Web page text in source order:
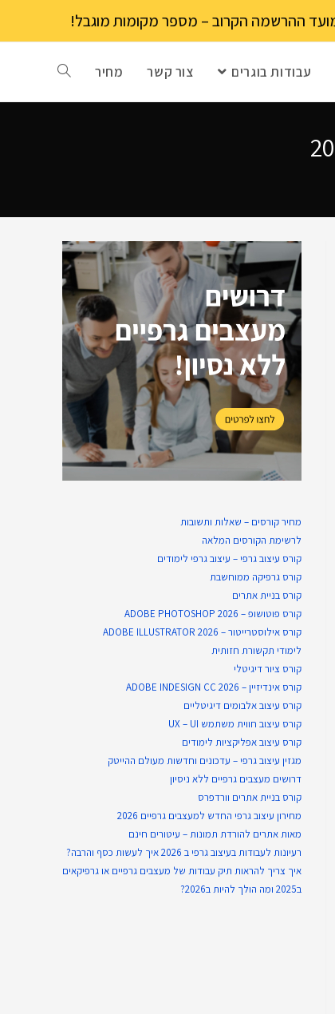
עבודות בוגרים צור קשר מחיר
מחיר קורסים – שאלות ותשובות
לרשימת הקורסים המלאה
קורס עיצוב גרפי – עיצוב גרפי לימודים
קורס גרפיקה ממוחשבת
קורס בניית​ אתרים
קורס פוטושופ – ADOBE PHOTOSHOP 2026
קורס אילוסטרייטור – ADOBE ILLUSTRATOR 2026
לימודי תקשורת חזותית
קורס ציור דיגיטלי
קורס אינדיזיין – ADOBE INDESIGN CC 2026
קורס עיצוב אלבומים דיגיטליים
קורס עיצוב חווית משתמש UX – UI
קורס עיצוב אפליקציות לימודים
מגזין עיצוב גרפי – עדכונים וחדשות מעולם ההייטק
דרושים מעצבים גרפיים ללא ניסיון
קורס בניית אתרים וורדפרס
מחירון עיצוב גרפי החדש למעצבים גרפיים 2026
מאות אתרים להורדת תמונות – עיטורים חינם
רעיונות לעבודות בעיצוב גרפי ב 2026 איך לעשות כסף והרבה?
איך צריך להראות תיק עבודות של מעצבים גרפיים או גרפיקאים
ב2025 ומה הולך להיות ב2026?